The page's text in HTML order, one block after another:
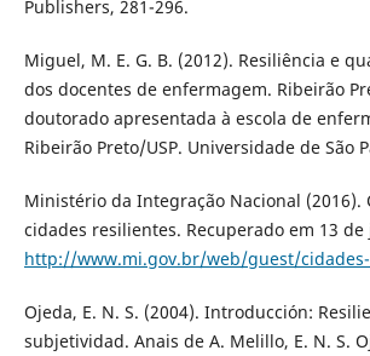
Publishers, 281-296.
Miguel, M. E. G. B. (2012). Resiliência e
dos docentes de enfermagem. Ribeirão
doutorado apresentada à escola de
Ribeirão Preto/USP. Universidade de São
Ministério da Integração Nacional (2016).
cidades resilientes. Recuperado em 13
http://www.mi.gov.br/web/guest/
Ojeda, E. N. S. (2004). Introducción:
subjetividad. Anais de A. Melillo, E. N. S.